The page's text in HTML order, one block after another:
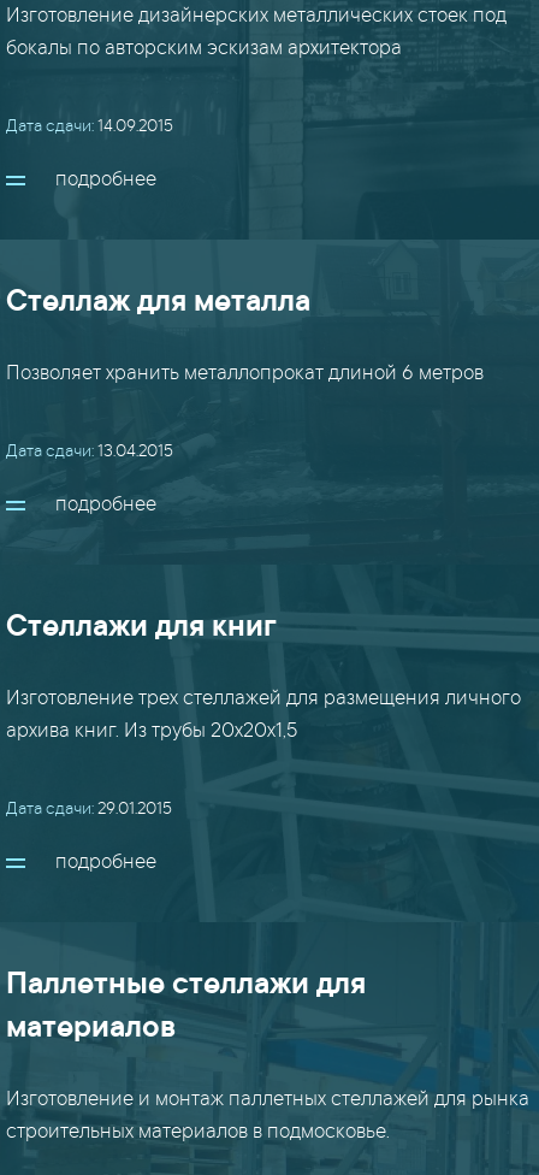
заборы
(22)
закладные
лестницы
перекрытия
/
ограждения
плазма
(22)
рамы
(5)
Изготовление дизайнерских металлических стоек под
бокалы по авторским эскизам архитектора
Дата сдачи:14.09.2015
подробнее
Стеллаж для металла
Позволяет хранить металлопрокат длиной 6 метров
Дата сдачи:13.04.2015
подробнее
Стеллажи для книг
Изготовление трех стеллажей для размещения личного
архива книг. Из трубы 20х20х1,5
Дата сдачи:29.01.2015
подробнее
Паллетные стеллажи для
материалов
Изготовление и монтаж паллетных стеллажей для рынка
строительных материалов в подмосковье.